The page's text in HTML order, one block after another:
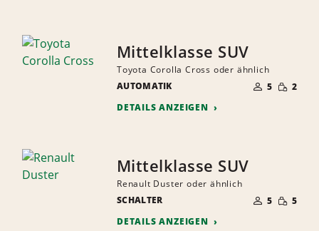
Mittelklasse SUV
Toyota Corolla Cross oder ähnlich
AUTOMATIK
DER
MITFAHRER
5 GERINGE
MENGE
2
DETAILS ANZEIGEN
Mittelklasse SUV
Renault Duster oder ähnlich
SCHALTER
DER
MITFAHRER
5 GERINGE
MENGE
5
DETAILS ANZEIGEN